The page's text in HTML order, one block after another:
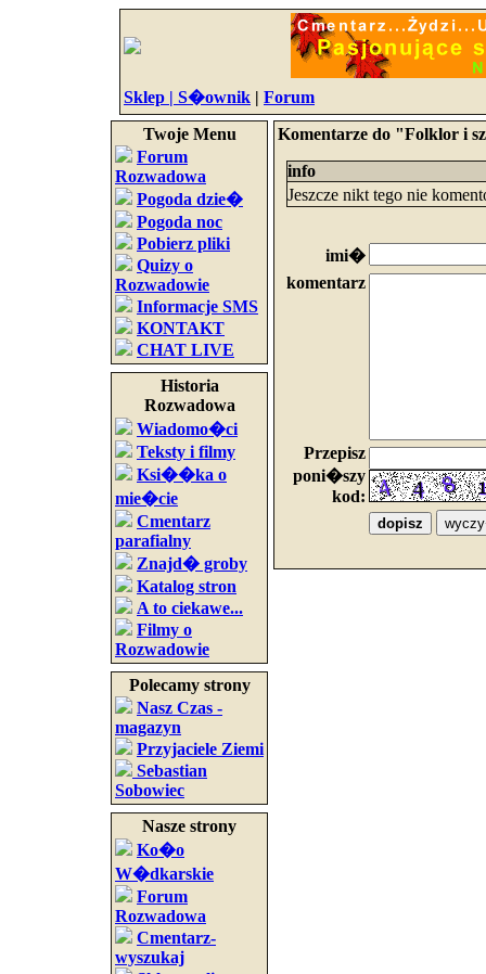
Sklep | S�ownik | Forum
Twoje Menu
Forum
Rozwadowa
Pogoda dzie�
Pogoda noc
Pobierz pliki
Quizy o
Rozwadowie
Informacje SMS
KONTAKT
CHAT LIVE
Historia
Rozwadowa
Wiadomo�ci
Teksty i filmy
Ksi��ka o
mie�cie
Cmentarz
parafialny
Znajd� groby
Katalog stron
A to ciekawe...
Filmy o
Rozwadowie
Polecamy strony
Nasz Czas -
magazyn
Przyjaciele Ziemi
Sebastian
Sobowiec
Nasze strony
Ko�o
W�dkarskie
Forum
Rozwadowa
Cmentarz-
wyszukaj
Komentarze do "Folklor i
info
Jeszcze nikt tego nie
imi�
komentarz
Przepisz
poni�szy
kod: